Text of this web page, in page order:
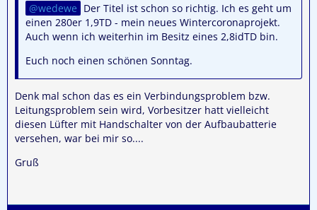
wedewe Der Titel ist schon so richtig. Ich es geht um
einen 280er 1,9TD - mein neues Wintercoronaprojekt.
Auch wenn ich weiterhin im Besitz eines 2,8idTD bin.
Euch noch einen schönen Sonntag.
Denk mal schon das es ein Verbindungsproblem bzw.
Leitungsproblem sein wird, Vorbesitzer hatt vielleicht
diesen Lüfter mit Handschalter von der Aufbaubatterie
versehen, war bei mir so....
Gruß